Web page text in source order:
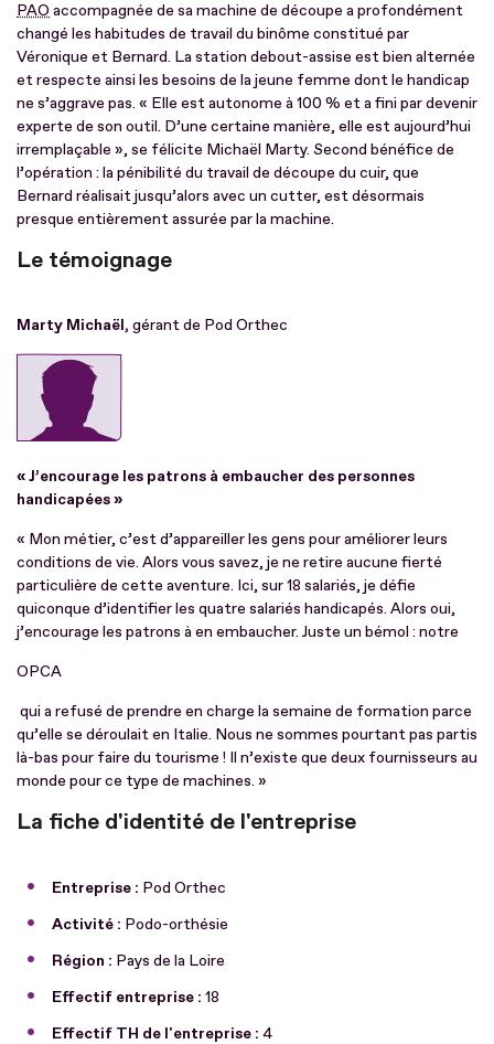
PAO accompagnée de sa machine de découpe a profondément
changé les habitudes de travail du binôme constitué par
Véronique et Bernard. La station debout-assise est bien alternée
et respecte ainsi les besoins de la jeune femme dont le handicap
ne s’aggrave pas. « Elle est autonome à 100 % et a fini par devenir
experte de son outil. D’une certaine manière, elle est aujourd’hui
irremplaçable », se félicite Michaël Marty. Second bénéfice de
l’opération : la pénibilité du travail de découpe du cuir, que
Bernard réalisait jusqu’alors avec un cutter, est désormais
presque entièrement assurée par la machine.
Le témoignage
Marty Michaël, gérant de Pod Orthec
« J’encourage les patrons à embaucher des personnes
handicapées »
« Mon métier, c’est d’appareiller les gens pour améliorer leurs
conditions de vie. Alors vous savez, je ne retire aucune fierté
particulière de cette aventure. Ici, sur 18 salariés, je défie
quiconque d’identifier les quatre salariés handicapés. Alors oui,
j’encourage les patrons à en embaucher. Juste un bémol : notre
OPCA
qui a refusé de prendre en charge la semaine de formation parce
qu’elle se déroulait en Italie. Nous ne sommes pourtant pas partis
là-bas pour faire du tourisme ! Il n’existe que deux fournisseurs au
monde pour ce type de machines. »
La fiche d'identité de l'entreprise
Entreprise : Pod Orthec
Activité : Podo-orthésie
Région : Pays de la Loire
Effectif entreprise : 18
Effectif TH de l'entreprise : 4